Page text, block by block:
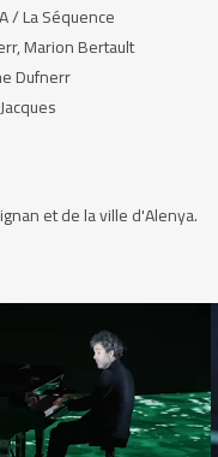
/ La Séquence
Marion Bertault
Dufnerr
et de la ville d'Alenya.